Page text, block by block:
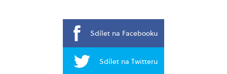
Sdílet na Facebooku
Sdílet na Twitteru